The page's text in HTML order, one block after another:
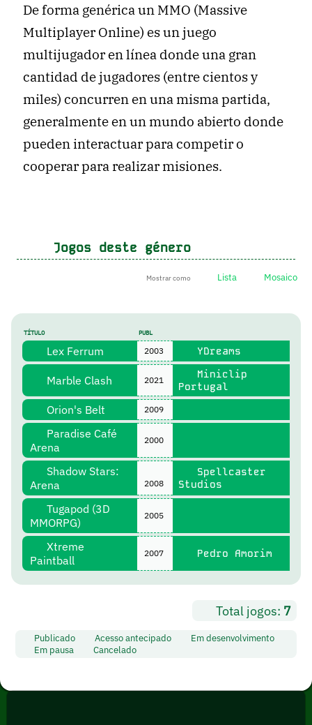
De forma genérica un MMO (Massive
Multiplayer Online) es un juego
multijugador en línea donde una gran
cantidad de jugadores (entre cientos y
miles) concurren en una misma partida,
generalmente en un mundo abierto donde
pueden interactuar para competir o
cooperar para realizar misiones.
Jogos deste género
Mostrar como Lista Mosaico
TÍTULO PUBL
Lex Ferrum 2003 YDreams
Marble Clash 2021
Miniclip
Portugal
Orion's Belt 2009
Paradise Café
Arena
2000
Shadow Stars:
Arena
2008
Spellcaster
Studios
Tugapod (3D
MMORPG)
2005
Xtreme
Paintball
2007 Pedro Amorim
Total jogos: 7
Publicado Acesso antecipado
Em desenvolvimento
Em pausa
Cancelado